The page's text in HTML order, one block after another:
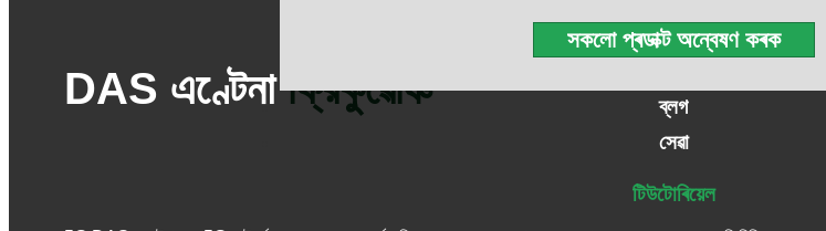
সকলো প্ৰডাক্ট অন্বেষণ কৰক
ব্লগ
সেৱা
টিউটোৰিয়েল
DAS এণ্টেনা ফ্রিকুৱেঞ্চি